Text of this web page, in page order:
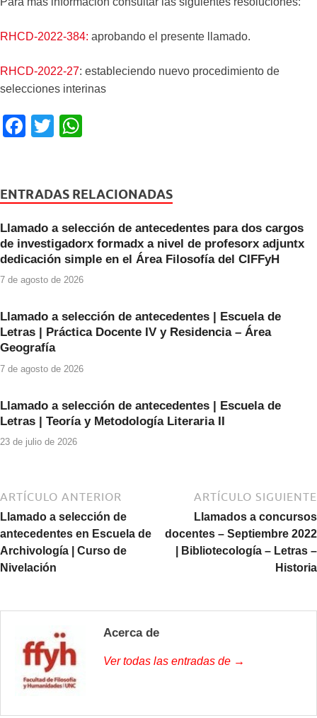
RHCD-2022-384: aprobando el presente llamado.
RHCD-2022-27: estableciendo nuevo procedimiento de
selecciones interinas
F
e
o
o
k
T
er s
p
p
ENTRADAS RELACIONADAS
Llamado a selección de antecedentes para dos cargos
de investigadorx formadx a nivel de profesorx adjuntx
dedicación simple en el Área Filosofía del CIFFyH
7 de agosto de 2026
Llamado a selección de antecedentes | Escuela de
Letras | Práctica Docente IV y Residencia – Área
Geografía
7 de agosto de 2026
Llamado a selección de antecedentes | Escuela de
Letras | Teoría y Metodología Literaria II
23 de julio de 2026
ARTÍCULO ANTERIOR
Llamado a selección de
antecedentes en Escuela de
Archivología | Curso de
Nivelación
ARTÍCULO SIGUIENTE
Llamados a concursos
docentes – Septiembre 2022
| Bibliotecología – Letras –
Historia
Acerca de
Ver todas las entradas de →